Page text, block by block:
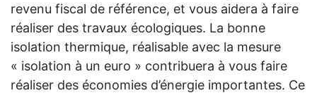
revenu fiscal de référence, et vous aidera à faire
réaliser des travaux écologiques. La bonne
isolation thermique, réalisable avec la mesure
« isolation à un euro » contribuera à vous faire
réaliser des économies d’énergie importantes. Ce